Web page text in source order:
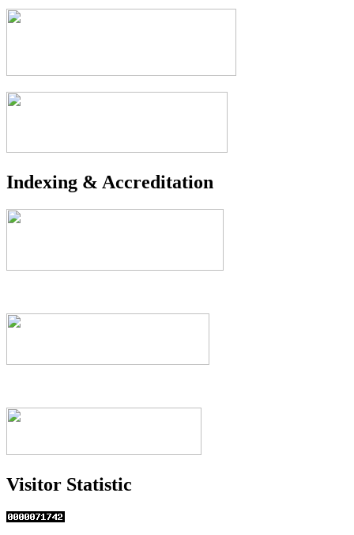
Indexing & Accreditation
Visitor Statistic